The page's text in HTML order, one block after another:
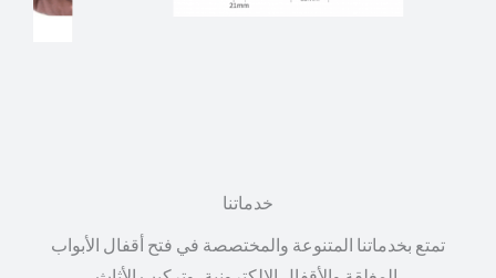
خدماتنا
تمتع بخدماتنا المتنوعة والمختصصة في فتح أقفال الأبواب